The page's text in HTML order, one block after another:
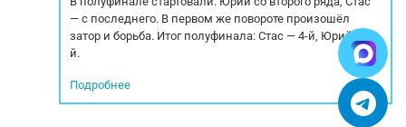
— с последнего. В первом же повороте произошёл
затор и борьба. Итог полуфинала: Стас — 4-й, Юрий — 5-
й.
Подробнее